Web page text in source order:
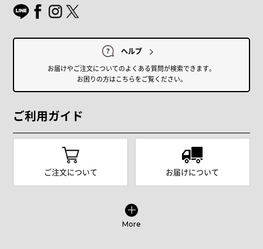
ヘルプ
お届けやご注文についてのよくある質問が検索できます。
お困りの方はこちらをご覧ください。
ご利用ガイド
ご注文について お届けについて
More